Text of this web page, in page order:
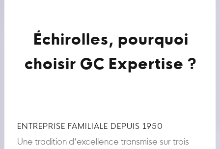
Échirolles, pourquoi
choisir GC Expertise ?
ENTREPRISE FAMILIALE DEPUIS 1950
Une tradition d’excellence transmise sur trois